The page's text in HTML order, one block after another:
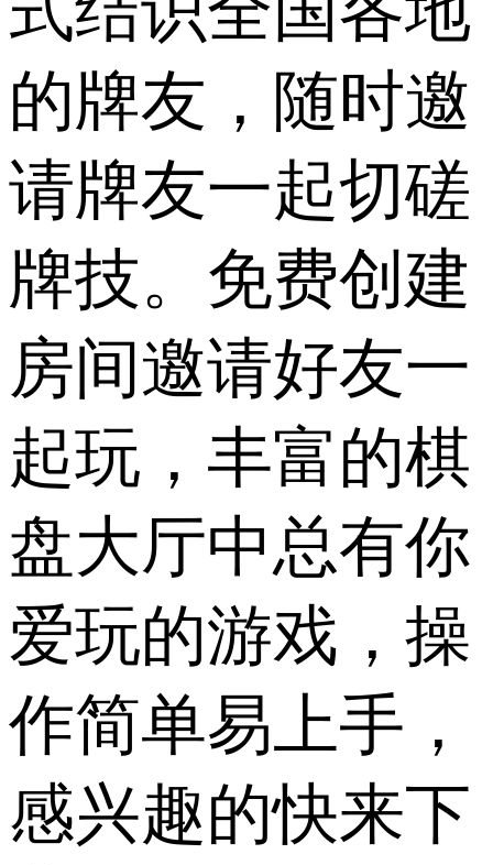
的牌友，随时邀
请牌友一起切磋
牌技。免费创建
房间邀请好友一
起玩，丰富的棋
盘大厅中总有你
爱玩的游戏，操
作简单易上手，
感兴趣的快来下